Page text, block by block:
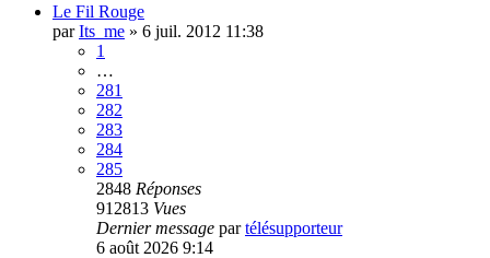
Le Fil Rouge
parIts_me » 6 juil. 2012 11:38
1
…
281
282
283
284
285
2848 Réponses
912813 Vues
Dernier message partélésupporteur
6 août 2026 9:14